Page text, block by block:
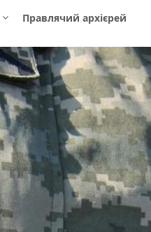
Правлячий архієрей